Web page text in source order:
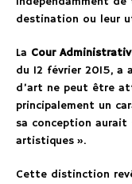
destination ou leur
La Cour
du 12 février 2015,
d’art ne peut être
principalement un
sa conception
artistiques ».
Cette distinction